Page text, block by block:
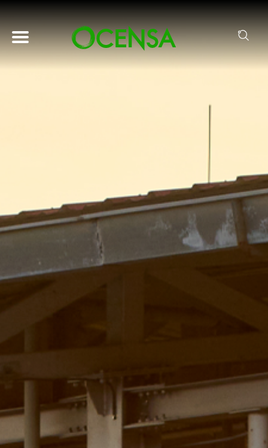
Pasar al contenido principal